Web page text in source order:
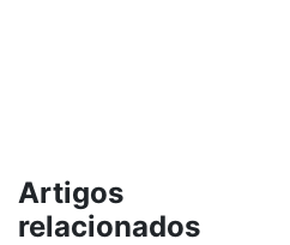
Artigos
relacionados